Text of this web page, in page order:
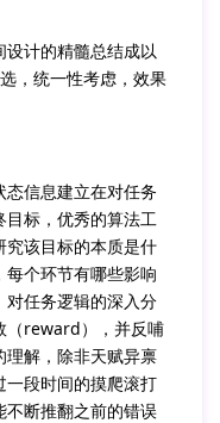
计的精髓总结成以
，统一性考虑，效果
信息建立在对任务
标，优秀的算法工
究该目标的本质是什
个环节有哪些影响
对任务逻辑的深入分
（reward），并反哺
理解，除非天赋异禀
一段时间的摸爬滚打
不断推翻之前的错误